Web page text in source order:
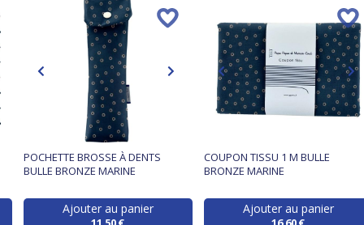
POCHETTE BROSSE À DENTS
BULLE BRONZE MARINE
Ajouter au panier
COUPON TISSU 1 M BULLE
BRONZE MARINE
Ajouter au panier